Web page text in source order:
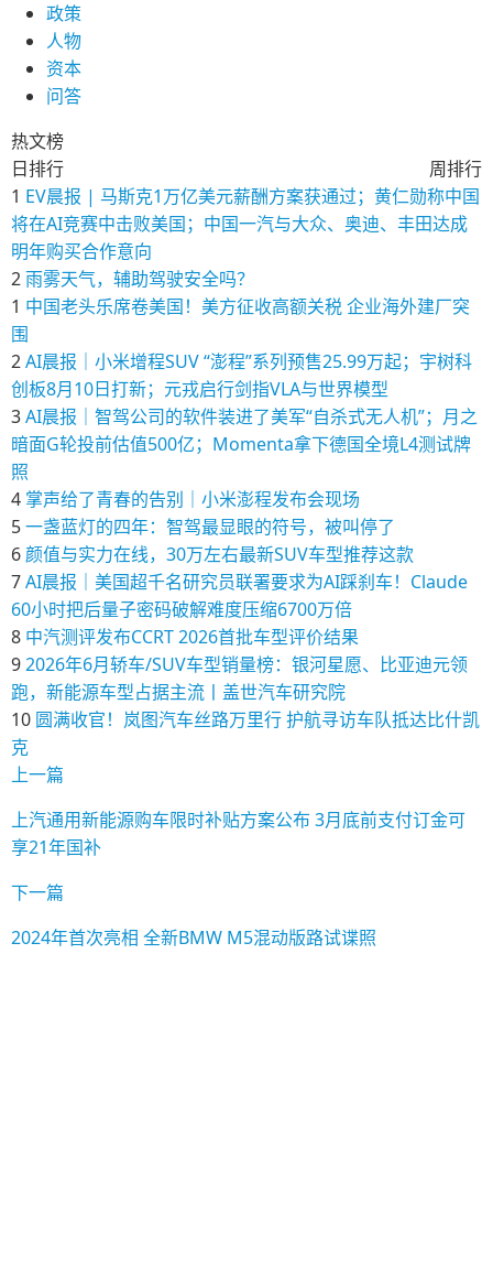
政策
人物
资本
问答
热文榜
日排行
周排行
1 EV晨报 | 马斯克1万亿美元薪酬方案获通过；黄仁勋称中国
将在AI竞赛中击败美国；中国一汽与大众、奥迪、丰田达成
明年购买合作意向
2雨雾天气，辅助驾驶安全吗？
1 中国老头乐席卷美国！美方征收高额关税 企业海外建厂突
围
2AI晨报｜小米增程SUV “澎程”系列预售25.99万起；宇树科
创板8月10日打新；元戎启行剑指VLA与世界模型
3AI晨报｜智驾公司的软件装进了美军“自杀式无人机”；月之
暗面G轮投前估值500亿；Momenta拿下德国全境L4测试牌
照
4 掌声给了青春的告别｜小米澎程发布会现场
5一盏蓝灯的四年：智驾最显眼的符号，被叫停了
6颜值与实力在线，30万左右最新SUV车型推荐这款
7AI晨报｜美国超千名研究员联署要求为AI踩刹车！Claude
60小时把后量子密码破解难度压缩6700万倍
8 中汽测评发布CCRT 2026首批车型评价结果
92026年6月轿车/SUV车型销量榜：银河星愿、比亚迪元领
跑，新能源车型占据主流丨盖世汽车研究院
10 圆满收官！岚图汽车丝路万里行 护航寻访车队抵达比什凯
克
上一篇
上汽通用新能源购车限时补贴方案公布 3月底前支付订金可
享21年国补
下一篇
2024年首次亮相 全新BMW M5混动版路试谍照